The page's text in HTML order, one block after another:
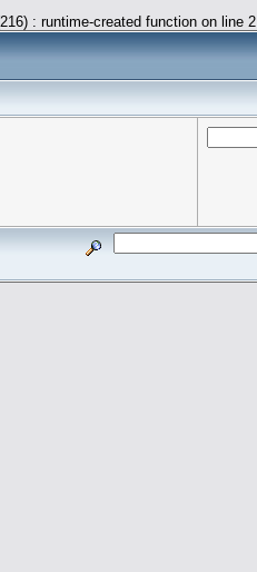
: runtime-created function on line 2